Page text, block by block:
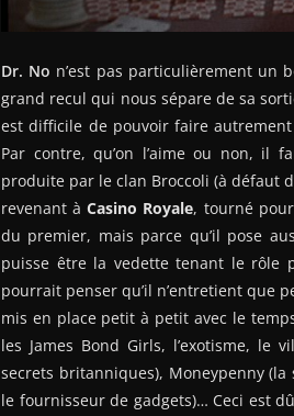
Dr. No n’est pas particulièrement un
grand recul qui nous sépare de sa
est difficile de pouvoir faire
Par contre, qu’on l’aime ou non, il
produite par le clan Broccoli (à défaut
revenant àCasino Royale, tourné
du premier, mais parce qu’il pose
puisse être la vedette tenant le rôle
pourrait penser qu’il n’entretient que
mis en place petit à petit avec le
les James Bond Girls, l’exotisme, le
secrets britanniques), Moneypenny
le fournisseur de gadgets)… Ceci est